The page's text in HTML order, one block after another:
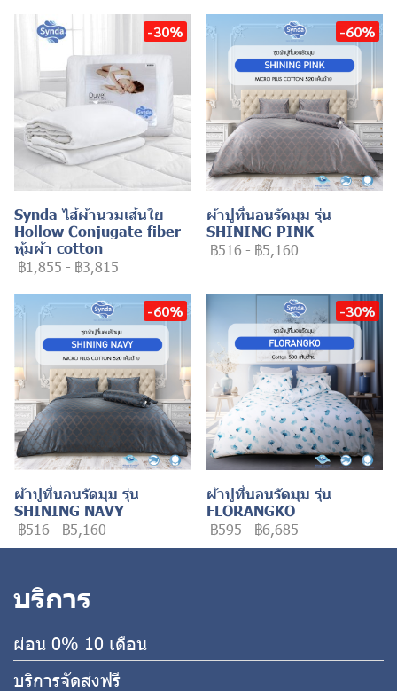
-30%
Synda ไส้ผ้านวมเส้นใย
Hollow Conjugate fiber
หุ้มผ้า cotton
฿1,855 - ฿3,815
-60%
ผ้าปูที่นอนรัดมุม รุ่น
SHINING PINK
฿516 - ฿5,160
-60%
ผ้าปูที่นอนรัดมุม รุ่น
SHINING NAVY
฿516 - ฿5,160
-30%
ผ้าปูที่นอนรัดมุม รุ่น
FLORANGKO
฿595 - ฿6,685
บริการ
ผ่อน 0% 10 เดือน
บริการจัดส่งฟรี